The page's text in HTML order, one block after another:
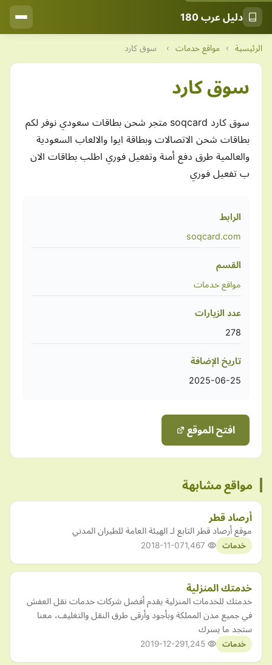
دليل عرب 180
الرئيسية › مواقع خدمات › سوق كارد
سوق كارد
سوق كارد soqcard متجر شحن بطاقات سعودي نوفر لكم
بطاقات شحن الاتصالات وبطاقة ايوا والالعاب السعودية
والعالمية طرق دفع أمنة وتفعيل فوري اطلب بطاقات الان
ب تفعيل فوري
الرابط
soqcard.com
القسم
مواقع خدمات
عدد الزيارات
278
تاريخ الإضافة
2025-06-25
افتح الموقع
مواقع مشابهة
أرصاد قطر
موقع أرصاد قطر التابع لـ الهيئة العامة للطيران المدني
خدمات 2018-11-07
خدمتك المنزلية
خدمتك للخدمات المنزلية يقدم أفضل شركات خدمات نقل العفش
في جميع مدن المملكة وبأجود وأرقى طرق النقل والتغليف، معنا
ستجد ما يسرك
خدمات 2019-12-29